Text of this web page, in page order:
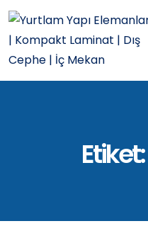
Etiket: